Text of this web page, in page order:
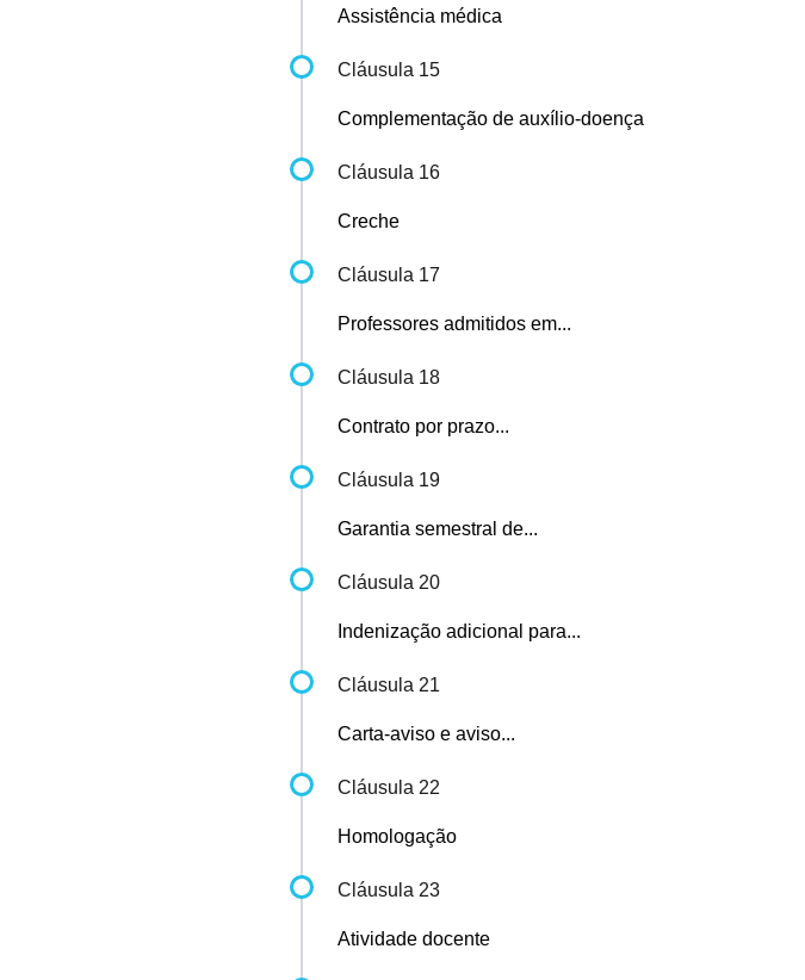
Assistência médica
Cláusula 15
Complementação de auxílio-doença
Cláusula 16
Creche
Cláusula 17
Professores admitidos em...
Cláusula 18
Contrato por prazo...
Cláusula 19
Garantia semestral de...
Cláusula 20
Indenização adicional para...
Cláusula 21
Carta-aviso e aviso...
Cláusula 22
Homologação
Cláusula 23
Atividade docente